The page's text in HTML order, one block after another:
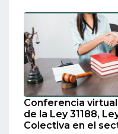
Conferencia
de la Ley 31188,
Colectiva en el